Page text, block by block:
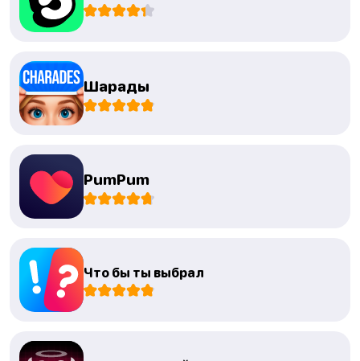
Шарады
PumPum
Что бы ты выбрал